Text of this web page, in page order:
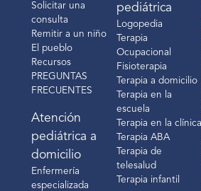
Solicitar una
consulta
Remitir a un niño
El pueblo
Recursos
PREGUNTAS
FRECUENTES
Atención
pediátrica a
domicilio
Enfermería
especializada
pediátrica
Logopedia
Terapia
Ocupacional
Fisioterapia
Terapia a domicilio
Terapia en la
escuela
Terapia en la clínica
Terapia ABA
Terapia de
telesalud
Terapia infantil